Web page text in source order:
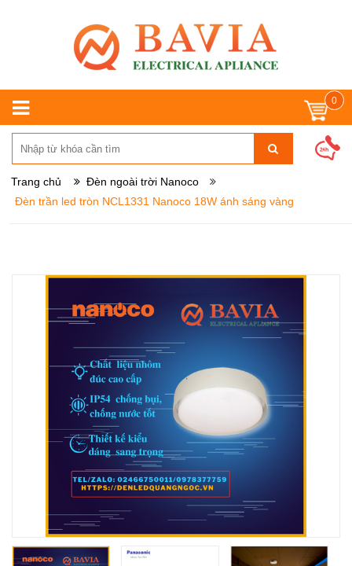
0
Trang chủ
Đèn ngoài trời Nanoco
Đèn trần led tròn NCL1331 Nanoco 18W ánh sáng vàng